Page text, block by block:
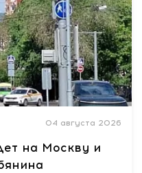
04 августа 2026
на Москву и